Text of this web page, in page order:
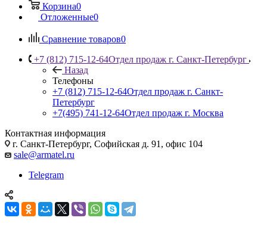
Корзина0
Отложенные0
Сравнение товаров0
+7 (812) 715-12-64Отдел продаж г. Санкт-Петербург
Назад
Телефоны
+7 (812) 715-12-64Отдел продаж г. Санкт-
Петербург
+7(495) 741-12-64Отдел продаж г. Москва
Контактная информация
г. Санкт-Петербург, Софийская д. 91, офис 104
sale@armatel.ru
Telegram